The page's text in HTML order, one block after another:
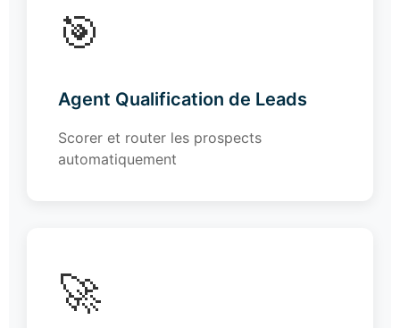
🎯
Agent Qualification de Leads
Scorer et router les prospects
automatiquement
🚀